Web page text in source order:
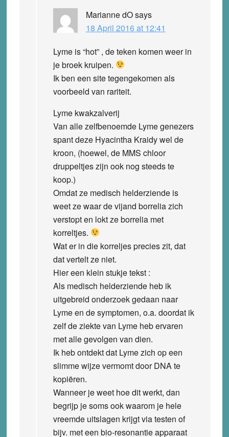
Marianne dOsays
18 April 2016 at 12:41
Lyme is “hot” , de teken komen weer in
je broek kruipen.
Ik ben een site tegengekomen als
voorbeeld van rariteit.
Lyme kwakzalverij
Van alle zelfbenoemde Lyme genezers
spant deze Hyacintha Kraidy wel de
kroon, (hoewel, de MMS chloor
druppeltjes zijn ook nog steeds te
koop.)
Omdat ze medisch helderziende is
weet ze waar de vijand borrelia zich
verstopt en lokt ze borrelia met
korreltjes.
Wat er in die korreljes precies zit, dat
dat vertelt ze niet.
Hier een klein stukje tekst :
Als medisch helderziende heb ik
uitgebreid onderzoek gedaan naar
Lyme en de symptomen, o.a. doordat ik
zelf de ziekte van Lyme heb ervaren
met alle gevolgen van dien.
Ik heb ontdekt dat Lyme zich op een
slimme wijze vermomt door DNA te
kopiëren.
Wanneer je weet hoe dit werkt, dan
begrijp je soms ook waarom je hele
vreemde uitslagen krijgt via testen of
bijv. met een bio-resonantie apparaat